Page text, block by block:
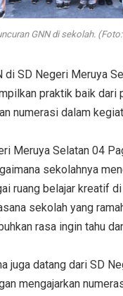
GNN di sekolah.
di SD Negeri Meruya
praktik baik dari
numerasi dalam
Meruya Selatan 04
sekolahnya
ruang belajar kreatif
sekolah yang
rasa ingin tahu
juga datang dari SD
mengajarkan